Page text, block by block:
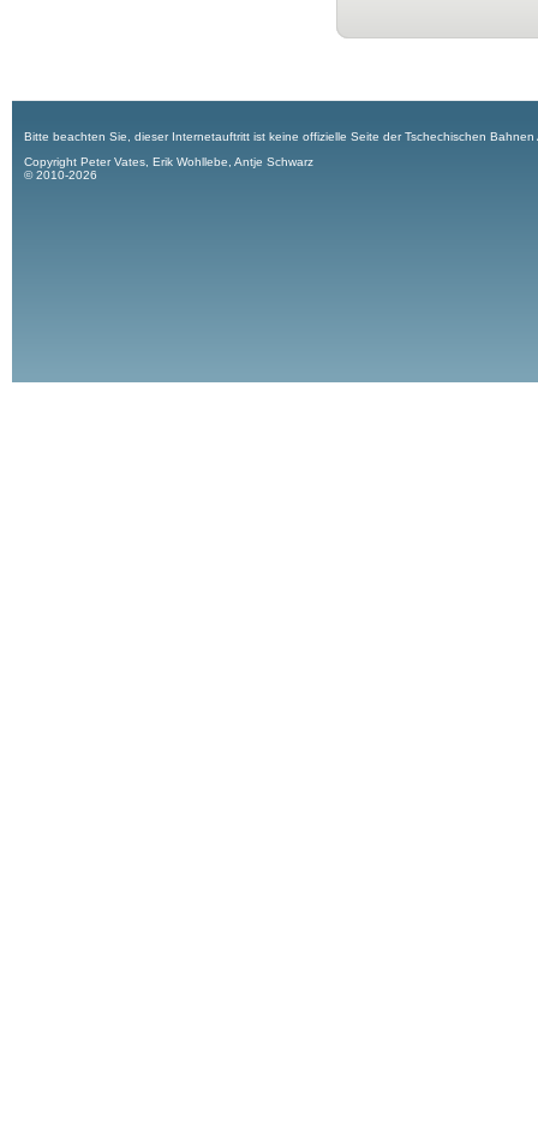
Bitte beachten Sie, dieser Internetauftritt ist keine offizielle Seite der Tschechischen
Copyright Peter Vates, Erik Wohllebe, Antje Schwarz
© 2010-2026